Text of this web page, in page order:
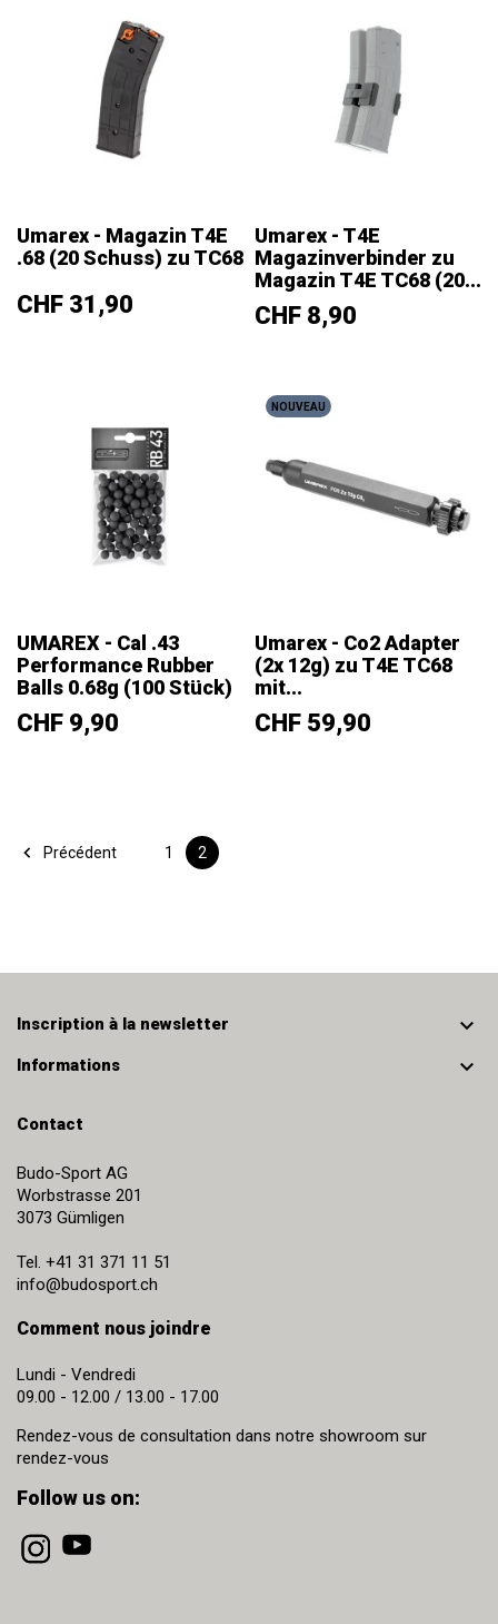
Umarex - Magazin T4E
.68 (20 Schuss) zu TC68
Prix
CHF 31,90
Umarex - T4E
Magazinverbinder zu
Magazin T4E TC68 (20...
Prix
CHF 8,90
UMAREX - Cal .43
Performance Rubber
Balls 0.68g (100 Stück)
Prix
CHF 9,90
NOUVEAU
Umarex - Co2 Adapter
(2x 12g) zu T4E TC68
mit...
Prix
CHF 59,90
 Précédent 1 2
Inscription à la newsletter 
Informations 
Contact
Budo-Sport AG
Worbstrasse 201
3073 Gümligen
Tel. +41 31 371 11 51
info@budosport.ch
Comment nous joindre
Lundi - Vendredi
09.00 - 12.00 / 13.00 - 17.00
Rendez-vous de consultation dans notre showroom sur
rendez-vous
Follow us on: